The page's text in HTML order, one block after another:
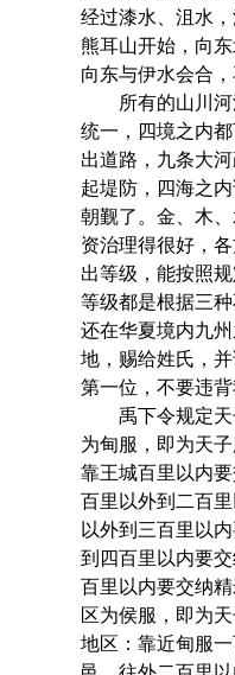
经过漆水、沮水
熊耳山开始，向
向东与伊水会合，
所有的山川河
统一，四境之内
出道路，九条大
起堤防，四海之
朝觐了。金、木
资治理得很好，
出等级，能按照
等级都是根据三种
还在华夏境内九
地，赐给姓氏，
第一位，不要违
禹下令规定天
为甸服，即为天
靠王城百里以内
百里以外到二百
以外到三百里以
到四百里以内要
百里以内要交纳
区为侯服，即为
地区：靠近甸服